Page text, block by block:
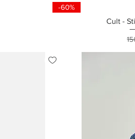
-60%
Cult -